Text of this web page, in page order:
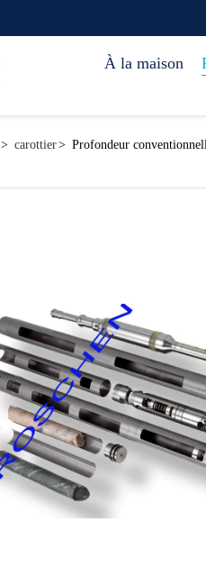
À la maison
> carottier> Profondeur